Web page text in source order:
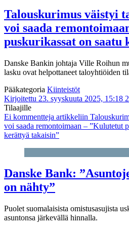
Talouskurimus väistyi
voi saada
puskurikassat on saatu
Danske Bankin johtaja Ville Roihun
lasku ovat helpottaneet taloyhtiöiden
Pääkategoria Kiinteistöt
Kirjoitettu 23. syyskuuta 2025, 15:18
Tilaajille
Ei kommentteja artikkeliin
voi saada remontoimaan – ”Kulutetut
kerättyä takaisin”
Danske Bank:
on nähty”
Puolet suomalaisista omistusasujista
asuntonsa järkevällä hinnalla.